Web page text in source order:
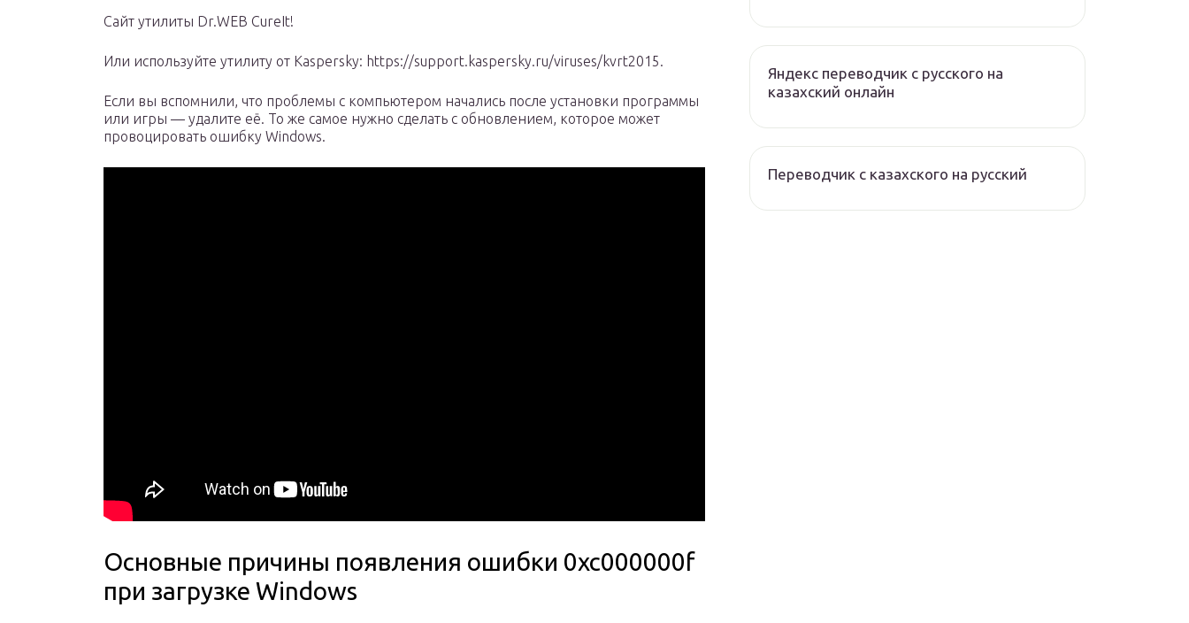
Сайт утилиты Dr.WEB CureIt!
Или используйте утилиту от Kaspersky: https://support.kaspersky.ru/viruses/kvrt2015.
Если вы вспомнили, что проблемы с компьютером начались после установки программы
или игры — удалите её. То же самое нужно сделать с обновлением, которое может
провоцировать ошибку Windows.
Основные причины появления ошибки 0xc000000f
при загрузке Windows
Яндекс переводчик с русского на
казахский онлайн
Переводчик с казахского на русский